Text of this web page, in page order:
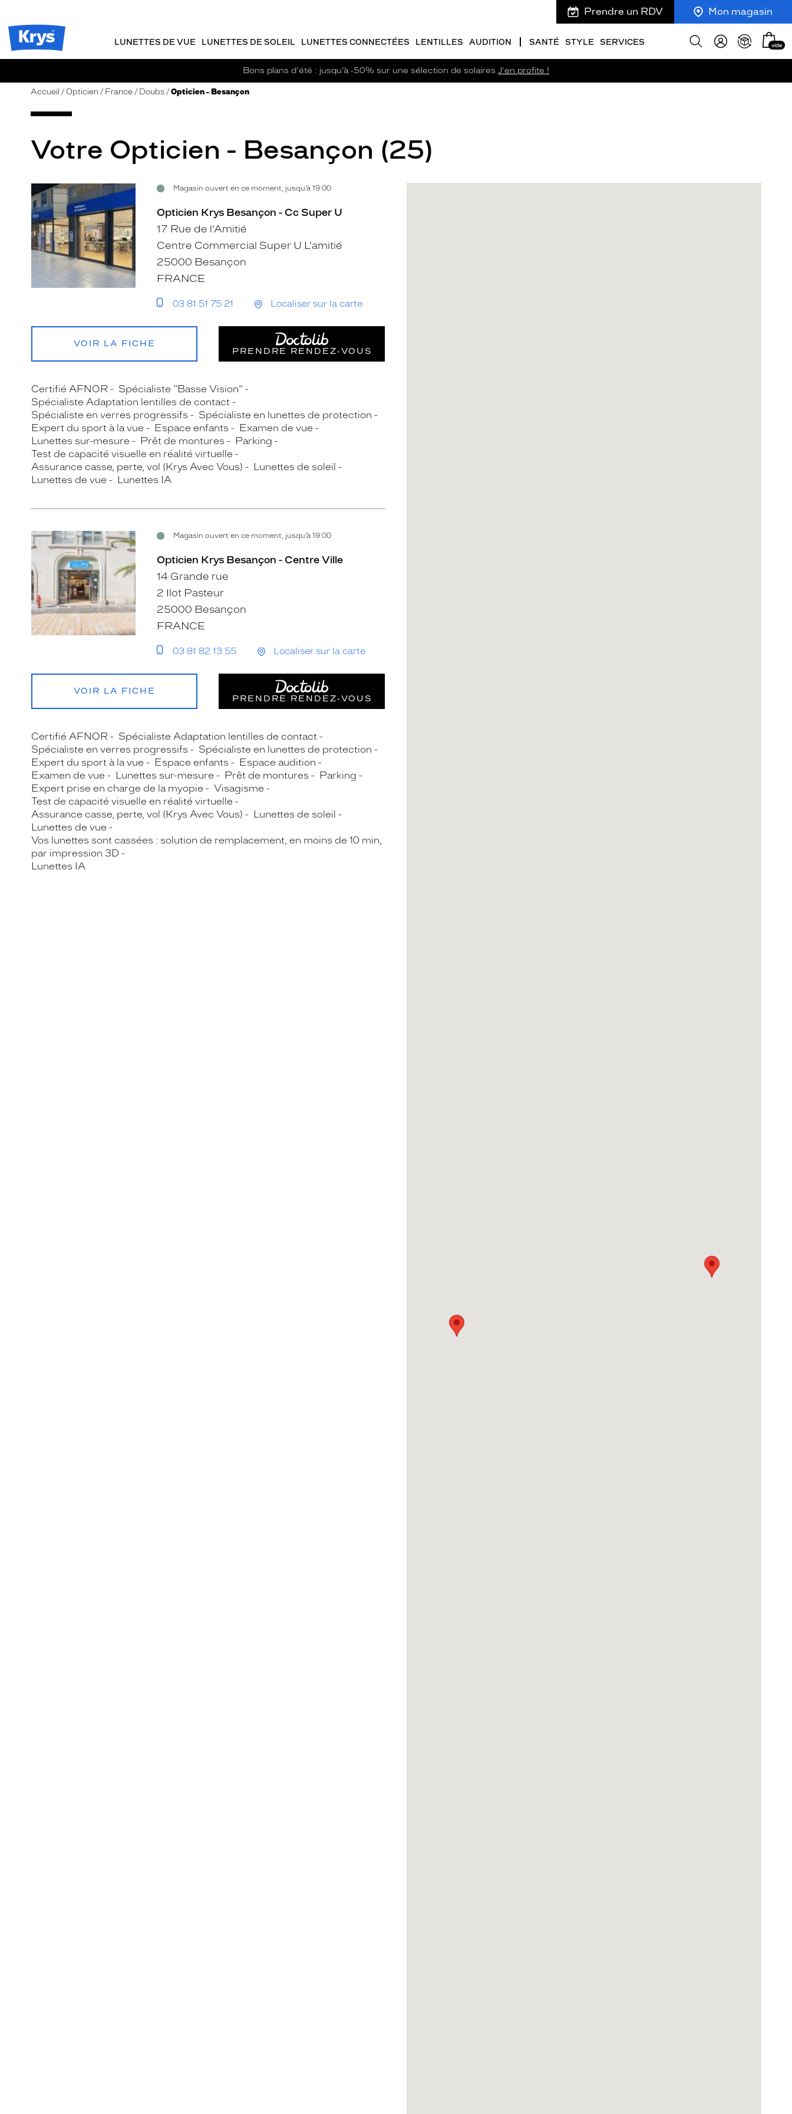
Opticien
Krys
Prendre un RDV Mon magasin
LUNETTES DE VUE LUNETTES DE SOLEIL LUNETTES CONNECTÉES LENTILLES AUDITION SANTÉ STYLE SERVICES
Afficher
Mon
panier
vide
Bons plans d'été : jusqu’à -50% sur une sélection de solaires J'en profite !
Accueil Opticien France Doubs Opticien - Besançon
Votre Opticien - Besançon (25)
Magasin ouvert en ce moment, jusqu’à 19:00
Voir
fiche
Opticien Krys Besançon - Cc Super U
17 Rue de l'Amitié
Centre Commercial Super U L'amitié
25000 Besançon
FRANCE
03 81 51 75 21 Localiser sur la carte
VOIR LA FICHE
PRENDRE RENDEZ‑VOUS
Certifié AFNOR
Spécialiste "Basse Vision"
Spécialiste Adaptation lentilles de contact
Spécialiste en verres progressifs
Spécialiste en lunettes de protection
Expert du sport à la vue
Espace enfants
Examen de vue
Lunettes sur-mesure
Prêt de montures
Parking
Test de capacité visuelle en réalité virtuelle
Assurance casse, perte, vol (Krys Avec Vous)
Lunettes de soleil
Lunettes de vue
Lunettes IA
Magasin ouvert en ce moment, jusqu’à 19:00
Voir
fiche
Opticien Krys Besançon - Centre Ville
14 Grande rue
2 Ilot Pasteur
25000 Besançon
FRANCE
03 81 82 13 55 Localiser sur la carte
VOIR LA FICHE
PRENDRE RENDEZ‑VOUS
Certifié AFNOR
Spécialiste Adaptation lentilles de contact
Spécialiste en verres progressifs
Spécialiste en lunettes de protection
Expert du sport à la vue
Espace enfants
Espace audition
Examen de vue
Lunettes sur-mesure Prêt de montures
Parking
Expert prise en charge de la myopie
Visagisme
Test de capacité visuelle en réalité virtuelle
Assurance casse, perte, vol (Krys Avec Vous)
Lunettes de soleil
Lunettes de vue
Vos lunettes sont cassées : solution de remplacement, en moins de 10 min,
par impression 3D
Lunettes IA